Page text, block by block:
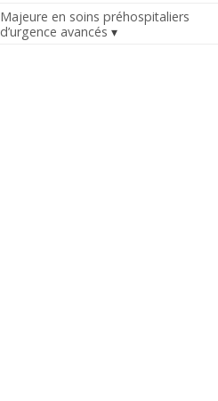
Majeure en soins préhospitaliers
d’urgence avancés